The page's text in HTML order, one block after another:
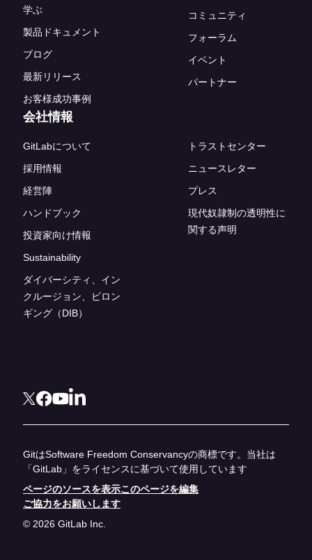
学ぶ
製品ドキュメント
ブログ
最新リリース
お客様成功事例
コミュニティ
フォーラム
イベント
パートナー
会社情報
GitLabについて
採用情報
経営陣
ハンドブック
投資家向け情報
Sustainability
ダイバーシティ、イン
クルージョン、ビロン
ギング（DIB）
トラストセンター
ニュースレター
プレス
現代奴隷制の透明性に
関する声明
GitはSoftware Freedom Conservancyの商標です。当社は
「GitLab」をライセンスに基づいて使用しています
ページのソースを表示このページを編集
ご協力をお願いします
© 2026 GitLab Inc.